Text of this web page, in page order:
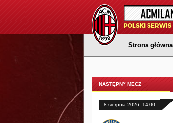
Strona główna
NASTĘPNY MECZ
8 sierpnia 2026, 14:00